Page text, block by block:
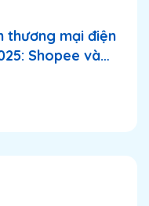
thương mại điện
Shopee và